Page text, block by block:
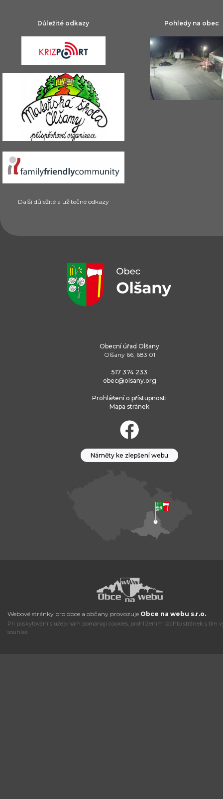
Důležité odkazy
Další důležité a užitečné odkazy
Pohledy na obec
Obecní úřad Olšany
Olšany 66, 683 01
517 374 233
obec@olsany.org
Prohlášení o přístupnosti
Mapa stránek
Náměty ke zlepšení webu
Webové stránky pro obce a občany provozuje Obce na webu s.r.o.
Při poskytování služeb nám pomáhají cookies, prohlížením těchto stránek s tím
souhlas.